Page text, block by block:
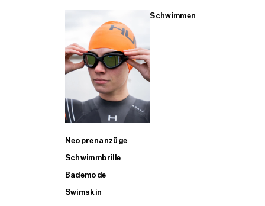
Schwimmen
Neoprenanzüge
Schwimmbrille
Bademode
Swimskin